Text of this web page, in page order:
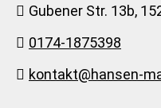
Gubener Str. 13b,
0174-1875398
kontakt@hansen-